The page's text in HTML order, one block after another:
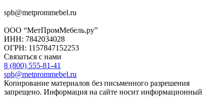
spb@metprommebel.ru
ООО “МетПромМебель.ру”
ИНН: 7842034028
ОГРН: 1157847152253
Связаться с нами
8 (800) 555-81-41
spb@metprommebel.ru
Копирование материалов без письменного разрешения
запрещено. Информация на сайте носит информационный